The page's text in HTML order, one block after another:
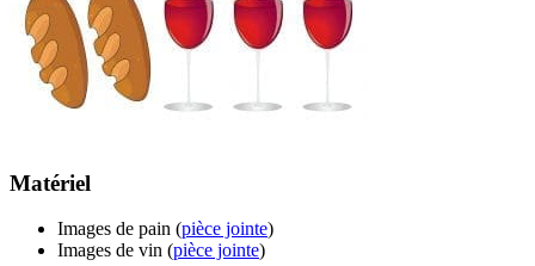
Matériel
Images de pain (pièce jointe)
Images de vin (pièce jointe)